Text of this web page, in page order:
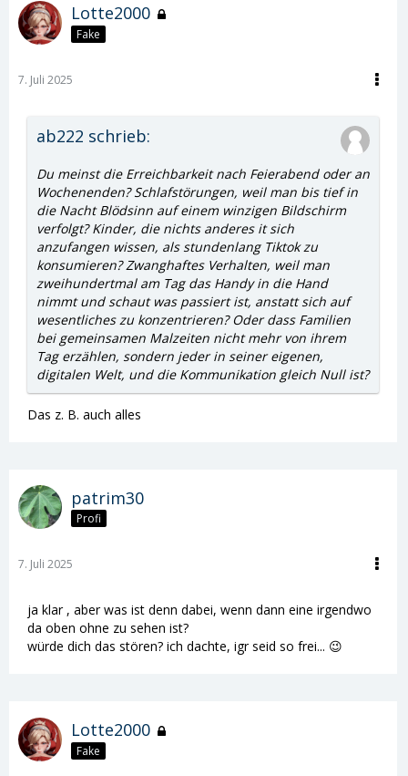
Lotte2000
Fake
7. Juli 2025
ab222 schrieb:
Du meinst die Erreichbarkeit nach Feierabend oder an
Wochenenden? Schlafstörungen, weil man bis tief in
die Nacht Blödsinn auf einem winzigen Bildschirm
verfolgt? Kinder, die nichts anderes it sich
anzufangen wissen, als stundenlang Tiktok zu
konsumieren? Zwanghaftes Verhalten, weil man
zweihundertmal am Tag das Handy in die Hand
nimmt und schaut was passiert ist, anstatt sich auf
wesentliches zu konzentrieren? Oder dass Familien
bei gemeinsamen Malzeiten nicht mehr von ihrem
Tag erzählen, sondern jeder in seiner eigenen,
digitalen Welt, und die Kommunikation gleich Null ist?
Das z. B. auch alles
patrim30
Profi
7. Juli 2025
ja klar , aber was ist denn dabei, wenn dann eine irgendwo
da oben ohne zu sehen ist?
würde dich das stören? ich dachte, igr seid so frei... 😉
Lotte2000
Fake